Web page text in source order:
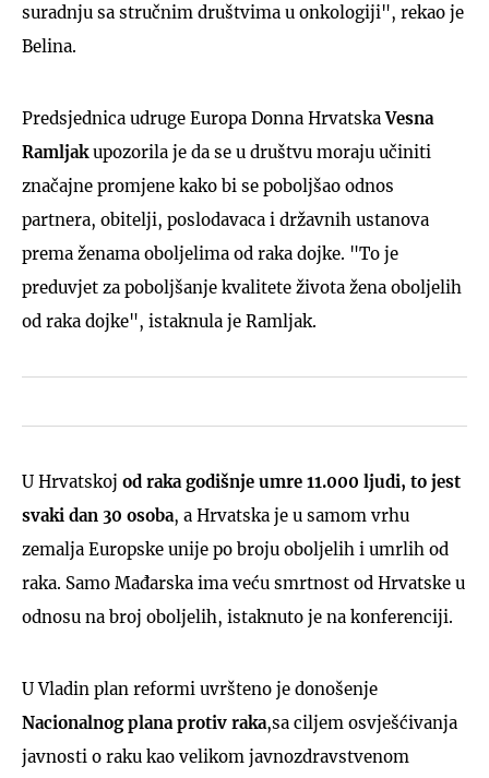
suradnju sa stručnim društvima u onkologiji", rekao je
Belina.
Predsjednica udruge Europa Donna HrvatskaVesna
Ramljakupozorila je da se u društvu moraju učiniti
značajne promjene kako bi se poboljšao odnos
partnera, obitelji, poslodavaca i državnih ustanova
prema ženama oboljelima od raka dojke. "To je
preduvjet za poboljšanje kvalitete života žena oboljelih
od raka dojke", istaknula je Ramljak.
U Hrvatskoj od raka godišnje umre 11.000 ljudi, to jest
svaki dan 30 osoba, a Hrvatska je u samom vrhu
zemalja Europske unije po broju oboljelih i umrlih od
raka. Samo Mađarska ima veću smrtnost od Hrvatske u
odnosu na broj oboljelih, istaknuto je na konferenciji.
U Vladin plan reformi uvršteno je donošenje
Nacionalnog plana protiv raka,sa ciljem osvješćivanja
javnosti o raku kao velikom javnozdravstvenom